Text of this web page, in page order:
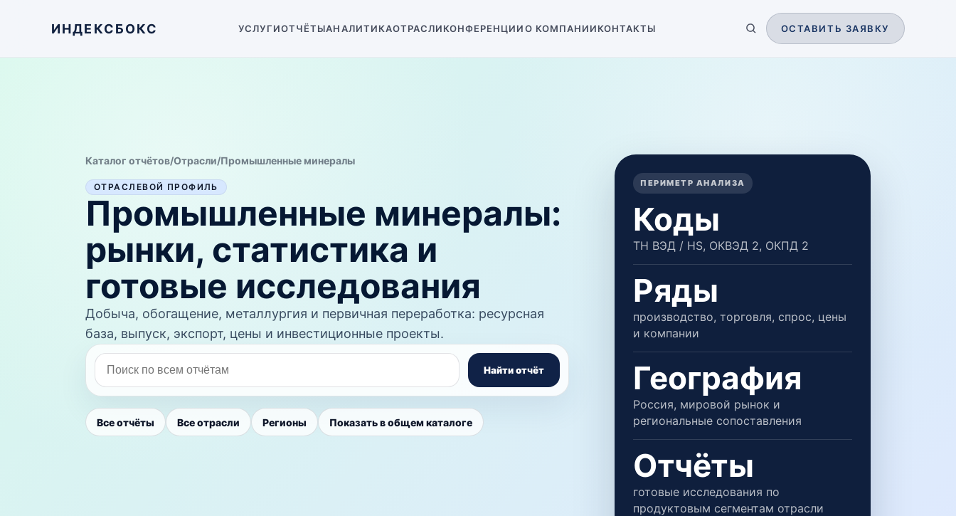
ИНДЕКСБОКС УСЛУГИОТЧЁТЫАНАЛИТИКАОТРАСЛИКОНФЕРЕНЦИИО КОМПАНИИКОНТАКТЫ ОСТАВИТЬ ЗАЯВКУ
Каталог отчётов/Отрасли/Промышленные минералы
ОТРАСЛЕВОЙ ПРОФИЛЬ
Промышленные минералы:
рынки, статистика и
готовые исследования
Добыча, обогащение, металлургия и первичная переработка: ресурсная
база, выпуск, экспорт, цены и инвестиционные проекты.
Найти отчёт
Все отчёты Все отрасли Регионы Показать в общем каталоге
ПЕРИМЕТР АНАЛИЗА
Коды
ТН ВЭД / HS, ОКВЭД 2, ОКПД 2
Ряды
производство, торговля, спрос, цены
и компании
География
Россия, мировой рынок и
региональные сопоставления
Отчёты
готовые исследования по
продуктовым сегментам отрасли